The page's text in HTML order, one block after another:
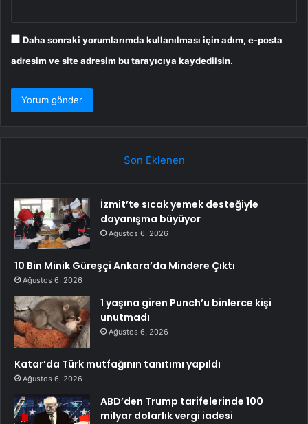
Daha sonraki yorumlarımda kullanılması için adım, e-posta
adresim ve site adresim bu tarayıcıya kaydedilsin.
Son Eklenen
İzmit’te sıcak yemek desteğiyle
dayanışma büyüyor
Ağustos 6, 2026
10 Bin Minik Güreşçi Ankara’da Mindere Çıktı
Ağustos 6, 2026
1 yaşına giren Punch’u binlerce kişi
unutmadı
Ağustos 6, 2026
Katar’da Türk mutfağının tanıtımı yapıldı
Ağustos 6, 2026
ABD’den Trump tarifelerinde 100
milyar dolarlık vergi iadesi